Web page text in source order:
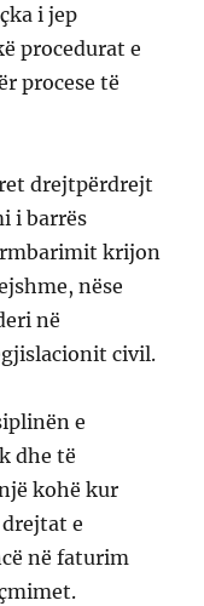
i jep
procedurat e
procese të
drejtpërdrejt
i barrës
krijon
nëse
në
civil.
e
dhe të
kohë kur
e
në faturim